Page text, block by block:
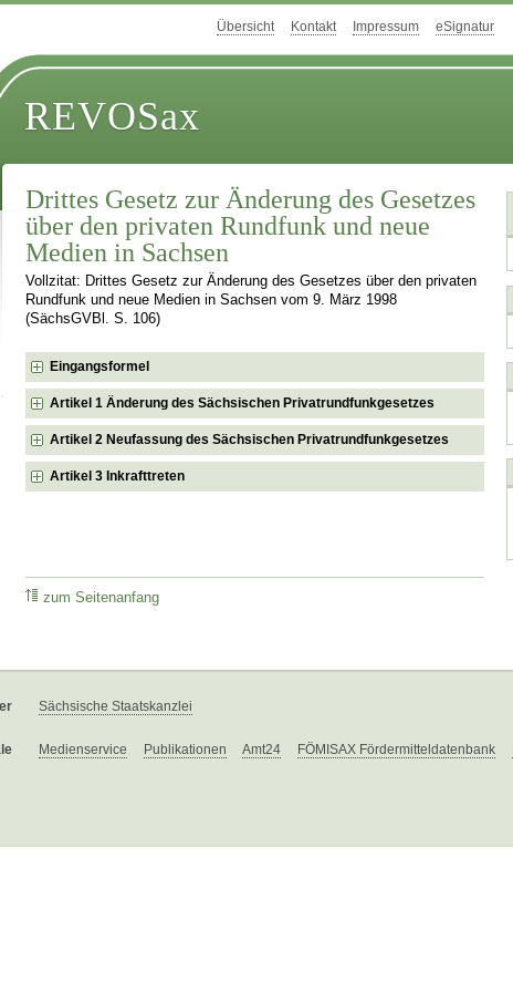
Übersicht Kontakt Impressum eSignatur
REVOSax
Drittes Gesetz zur Änderung des Gesetzes
über den privaten Rundfunk und neue
Medien in Sachsen
Vollzitat: Drittes Gesetz zur Änderung des Gesetzes über den privaten
Rundfunk und neue Medien in Sachsen vom 9. März 1998
(SächsGVBl. S. 106)
Eingangsformel
Artikel 1 Änderung des Sächsischen Privatrundfunkgesetzes
Artikel 2 Neufassung des Sächsischen Privatrundfunkgesetzes
Artikel 3 Inkrafttreten
zum Seitenanfang
Sächsische Staatskanzlei
Medienservice Publikationen Amt24 FÖMISAX Fördermitteldatenbank